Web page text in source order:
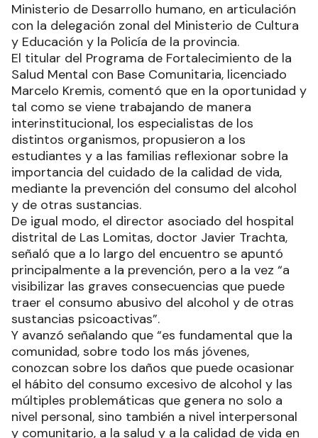
Ministerio de Desarrollo humano, en articulación
con la delegación zonal del Ministerio de Cultura
y Educación y la Policía de la provincia.
El titular del Programa de Fortalecimiento de la
Salud Mental con Base Comunitaria, licenciado
Marcelo Kremis, comentó que en la oportunidad y
tal como se viene trabajando de manera
interinstitucional, los especialistas de los
distintos organismos, propusieron a los
estudiantes y a las familias reflexionar sobre la
importancia del cuidado de la calidad de vida,
mediante la prevención del consumo del alcohol
y de otras sustancias.
De igual modo, el director asociado del hospital
distrital de Las Lomitas, doctor Javier Trachta,
señaló que a lo largo del encuentro se apuntó
principalmente a la prevención, pero a la vez “a
visibilizar las graves consecuencias que puede
traer el consumo abusivo del alcohol y de otras
sustancias psicoactivas”.
Y avanzó señalando que “es fundamental que la
comunidad, sobre todo los más jóvenes,
conozcan sobre los daños que puede ocasionar
el hábito del consumo excesivo de alcohol y las
múltiples problemáticas que genera no solo a
nivel personal, sino también a nivel interpersonal
y comunitario, a la salud y a la calidad de vida en